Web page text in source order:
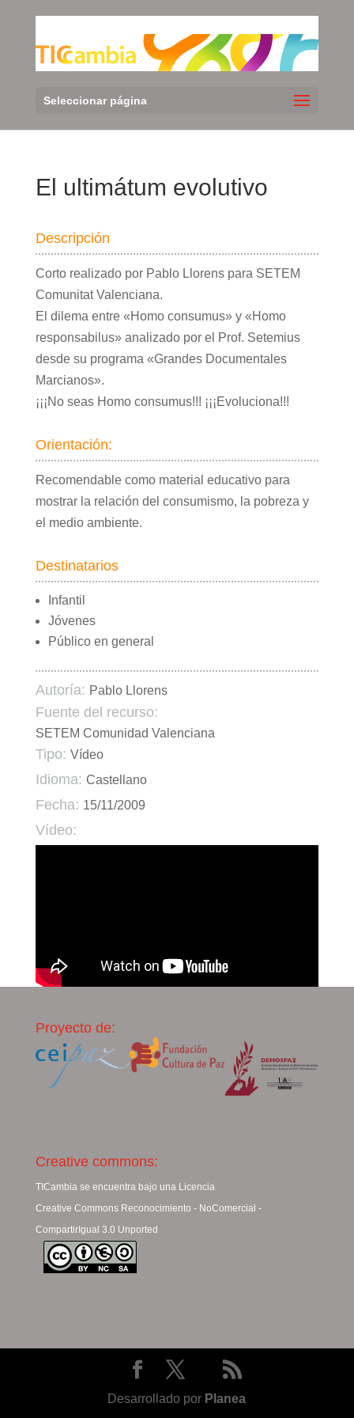
Seleccionar página
El ultimátum evolutivo
Descripción
Corto realizado por Pablo Llorens para SETEM
Comunitat Valenciana.
El dilema entre «Homo consumus» y «Homo
responsabilus» analizado por el Prof. Setemius
desde su programa «Grandes Documentales
Marcianos».
¡¡¡No seas Homo consumus!!! ¡¡¡Evoluciona!!!
Orientación:
Recomendable como material educativo para
mostrar la relación del consumismo, la pobreza y
el medio ambiente.
Destinatarios
Infantil
Jóvenes
Público en general
Autoría: Pablo Llorens
Fuente del recurso:
SETEM Comunidad Valenciana
Tipo: Vídeo
Idioma: Castellano
Fecha: 15/11/2009
Vídeo:
Proyecto de:
Creative commons:
TICambia se encuentra bajo una Licencia
Creative Commons Reconocimiento - NoComercial -
CompartirIgual 3.0 Unported
Desarrollado por Planea